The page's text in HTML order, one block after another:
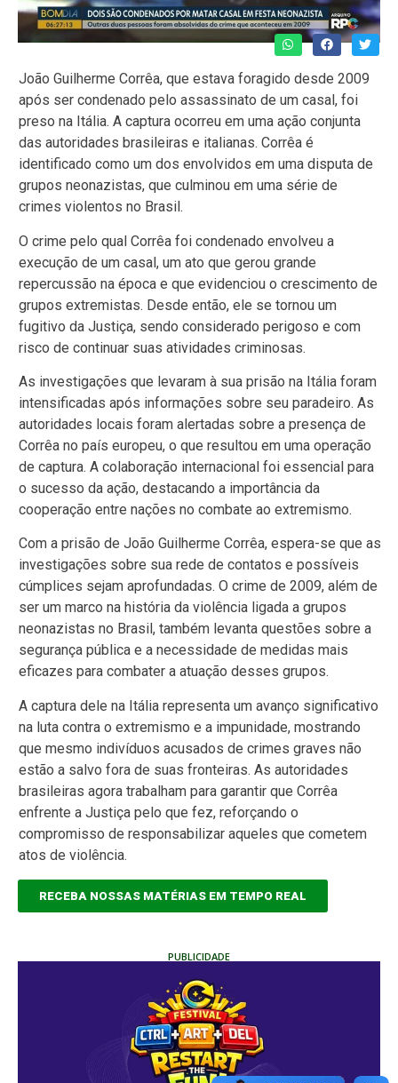
João Guilherme Corrêa, que estava foragido desde 2009
após ser condenado pelo assassinato de um casal, foi
preso na Itália. A captura ocorreu em uma ação conjunta
das autoridades brasileiras e italianas. Corrêa é
identificado como um dos envolvidos em uma disputa de
grupos neonazistas, que culminou em uma série de
crimes violentos no Brasil.
O crime pelo qual Corrêa foi condenado envolveu a
execução de um casal, um ato que gerou grande
repercussão na época e que evidenciou o crescimento de
grupos extremistas. Desde então, ele se tornou um
fugitivo da Justiça, sendo considerado perigoso e com
risco de continuar suas atividades criminosas.
As investigações que levaram à sua prisão na Itália foram
intensificadas após informações sobre seu paradeiro. As
autoridades locais foram alertadas sobre a presença de
Corrêa no país europeu, o que resultou em uma operação
de captura. A colaboração internacional foi essencial para
o sucesso da ação, destacando a importância da
cooperação entre nações no combate ao extremismo.
Com a prisão de João Guilherme Corrêa, espera-se que as
investigações sobre sua rede de contatos e possíveis
cúmplices sejam aprofundadas. O crime de 2009, além de
ser um marco na história da violência ligada a grupos
neonazistas no Brasil, também levanta questões sobre a
segurança pública e a necessidade de medidas mais
eficazes para combater a atuação desses grupos.
A captura dele na Itália representa um avanço significativo
na luta contra o extremismo e a impunidade, mostrando
que mesmo indivíduos acusados de crimes graves não
estão a salvo fora de suas fronteiras. As autoridades
brasileiras agora trabalham para garantir que Corrêa
enfrente a Justiça pelo que fez, reforçando o
compromisso de responsabilizar aqueles que cometem
atos de violência.
RECEBA NOSSAS MATÉRIAS EM TEMPO REAL
PUBLICIDADE